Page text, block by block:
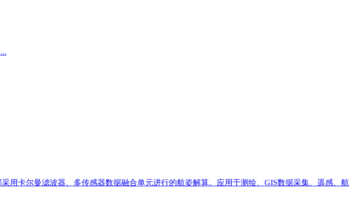
用卡尔曼滤波器、多传感器数据融合单元进行的航姿解算。应用于测绘、GIS数据采集、遥感、航